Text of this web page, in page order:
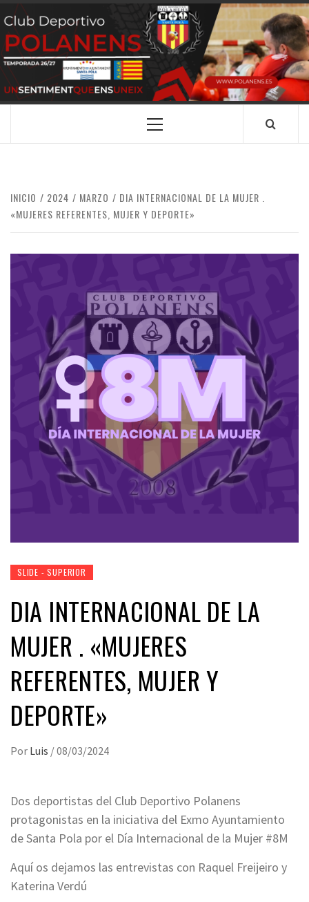
Saltar
al
contenido
CLUB
DEPORTIVO
POLANENS
SANTA POLA
Menú
INICIO 2024 MARZO
DIA INTERNACIONAL DE LA MUJER .
«MUJERES REFERENTES, MUJER Y DEPORTE»
SLIDE - SUPERIOR
DIA INTERNACIONAL DE LA
MUJER . «MUJERES
REFERENTES, MUJER Y
DEPORTE»
Por Luis /08/03/2024
Dos deportistas del Club Deportivo Polanens
protagonistas en la iniciativa del Exmo Ayuntamiento
de Santa Pola por el Día Internacional de la Mujer #8M
Aquí os dejamos las entrevistas con Raquel Freijeiro y
Katerina Verdú